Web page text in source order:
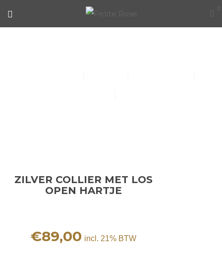
0
ZILVER COLLIER MET LOS
OPEN HARTJE
€89,00 incl. 21% BTW